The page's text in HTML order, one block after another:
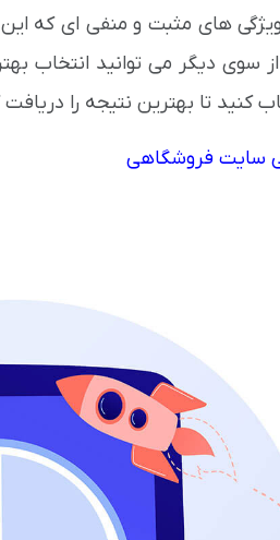
های مثبت و منفی ای که
از سوی دیگر می توانید انتخاب
کنید تا بهترین نتیجه را دریافت
سایت فروشگاهی